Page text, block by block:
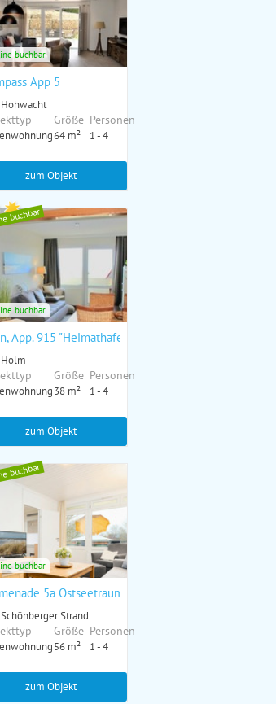
App 5
Größe
64 m²
Personen
1 - 4
buchbar
zum Objekt
buchbar
App. 915 "Heimathafen"
Größe
38 m²
Personen
1 - 4
buchbar
zum Objekt
Nr.2)
buchbar
5a Ostseetraum Schönberg
Strand
Größe
56 m²
Personen
1 - 4
buchbar
zum Objekt